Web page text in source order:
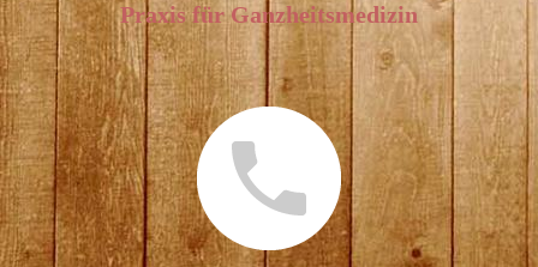
Praxis für Ganzheitsmedizin